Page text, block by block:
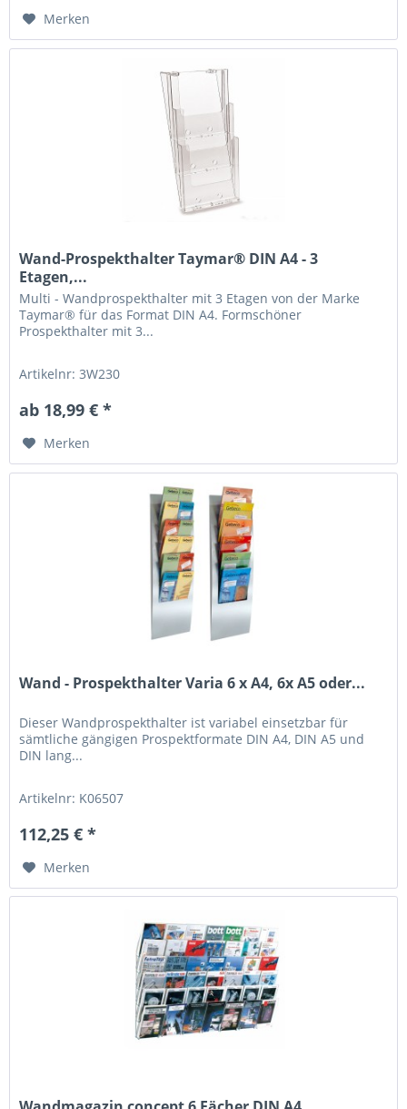
Merken
Wand-Prospekthalter Taymar® DIN A4 - 3
Etagen,...
Multi - Wandprospekthalter mit 3 Etagen von der Marke
Taymar® für das Format DIN A4. Formschöner
Prospekthalter mit 3...
Artikelnr: 3W230
ab 18,99 € *
Merken
Wand - Prospekthalter Varia 6 x A4, 6x A5 oder...
Dieser Wandprospekthalter ist variabel einsetzbar für
sämtliche gängigen Prospektformate DIN A4, DIN A5 und
DIN lang...
Artikelnr: K06507
112,25 € *
Merken